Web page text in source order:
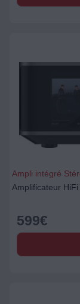
Ampli intégré
Amplificateur HiFi
599€